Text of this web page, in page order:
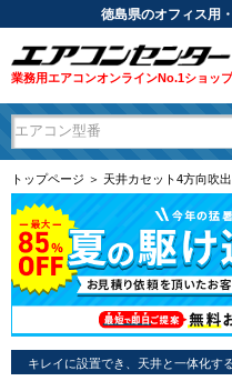
徳島県のオフィス用
業務用エアコンオンラインNo.1ショップ
トップページ ＞ 天井カセット4方向吹
キレイに設置でき、天井と一体化す